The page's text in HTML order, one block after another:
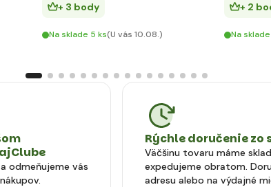
+ 3 body
Na sklade 5 ks(U vás 10.08.)
+ 2
Na
odmeňujeme vás
Rýchle doručenie zo
Väčšinu tovaru máme
expedujeme obratom.
adresu alebo na výdajné